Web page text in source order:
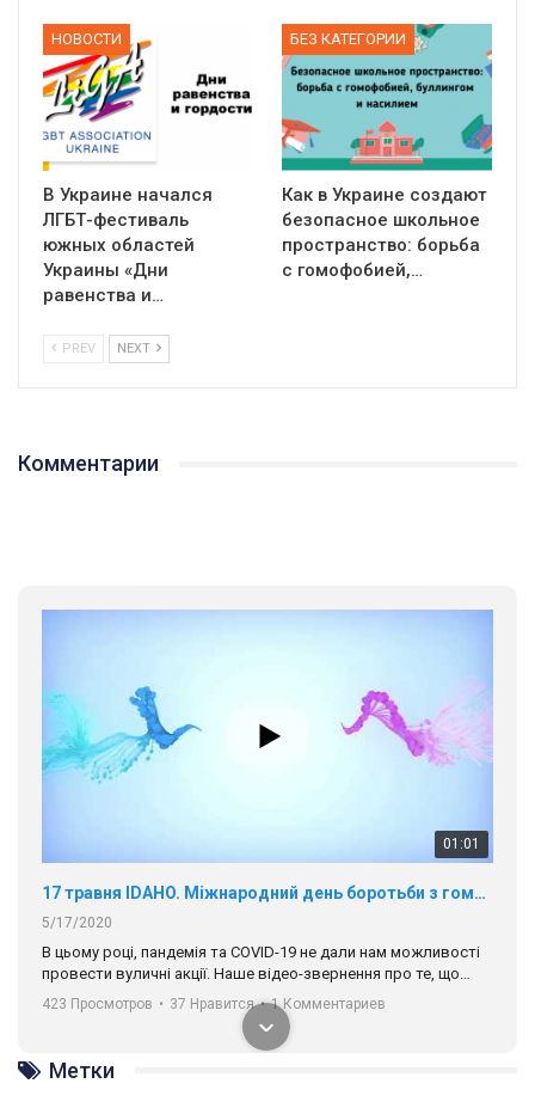
НОВОСТИ
В Украине начался
ЛГБТ-фестиваль
южных областей
Украины «Дни
равенства и…
БЕЗ КАТЕГОРИИ
Как в Украине создают
безопасное школьное
пространство: борьба
с гомофобией,…
PREV NEXT
Комментарии
01:01
17 травня IDAHO. Міжнародний день боротьби з гомофобією трансфобією і біфобія.
5/17/2020
В цьому році, пандемія та COVІD-19 не дали нам можливості
провести вуличні акції. Наше відео-звернення про те, що
навіть коли ми у різних містах та не можемо зустрінеться, ми
разом. Ми закликаємо всіх хто поділяє цінності рівності та
солідарності, приєднатися до нас. Регіональні підрозділи
ГАУ є в 16 областях України.
Разом наш голос лунає гучніше!
423 Просмотров • 37 Нравится • 1 Комментариев
Метки